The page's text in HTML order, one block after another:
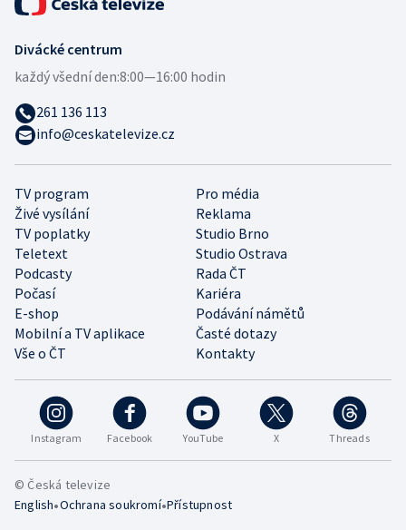
Instagram Facebook YouTube X Threads
TV program
Pro média
Živé vysílání
Reklama
TV poplatky
Studio Brno
Teletext
Studio Ostrava
Podcasty
Rada ČT
Počasí
Kariéra
E-shop
Podávání námětů
Mobilní a TV aplikace
Časté dotazy
Vše o ČT
Kontakty
Divácké centrum
každý všední den:8:00—16:00 hodin
261 136 113
info@ceskatelevize.cz
© Česká televize
English•Ochrana soukromí•Přístupnost